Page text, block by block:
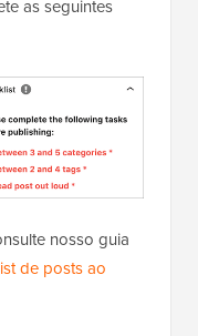
as seguintes
nosso guia
de posts ao